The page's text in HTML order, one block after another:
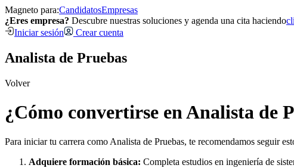
Magneto para:CandidatosEmpresas
¿Eres empresa? Descubre nuestras soluciones y agenda una cita haciendo
Iniciar sesión
Crear cuenta
Analista de Pruebas
Volver
¿Cómo convertirse en Analista de
Para iniciar tu carrera como Analista de Pruebas, te recomendamos seguir
Adquiere formación básica: Completa estudios en ingeniería de